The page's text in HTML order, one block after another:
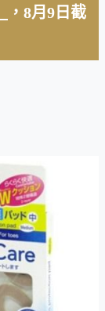
，8月9日截